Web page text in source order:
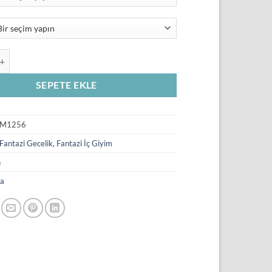
₺366,00.
SEPETE EKLE
Fantazi Gecelik, Fantazi İç Giyim